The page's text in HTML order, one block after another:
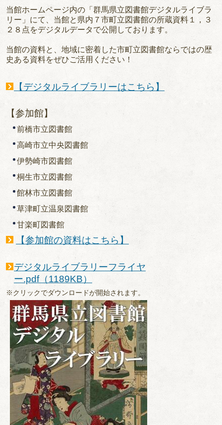
当館ホームページ内の「群馬県立図書館デジタルライブラ
リー」にて、当館と県内７市町立図書館の所蔵資料１，３
２８点をデジタルデータで公開しております。
当館の資料と、地域に密着した市町立図書館ならではの歴
史ある資料をぜひご活用ください！
【デジタルライブラリーはこちら】
【参加館】
前橋市立図書館
高崎市立中央図書館
伊勢崎市図書館
桐生市立図書館
館林市立図書館
草津町立温泉図書館
甘楽町図書館
【参加館の資料はこちら】
デジタルライブラリーフライヤ
ー.pdf（1189KB）
※クリックでダウンロードが開始されます。